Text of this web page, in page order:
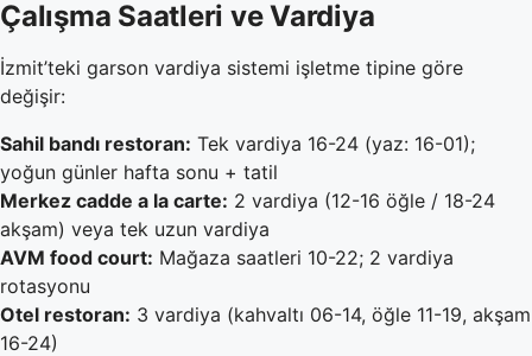
Çalışma Saatleri ve Vardiya
İzmit’teki garson vardiya sistemi işletme tipine göre
değişir:
Sahil bandı restoran: Tek vardiya 16-24 (yaz: 16-01);
yoğun günler hafta sonu + tatil
Merkez cadde a la carte: 2 vardiya (12-16 öğle / 18-24
akşam) veya tek uzun vardiya
AVM food court: Mağaza saatleri 10-22; 2 vardiya
rotasyonu
Otel restoran: 3 vardiya (kahvaltı 06-14, öğle 11-19, akşam
16-24)